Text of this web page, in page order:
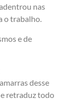
nas
o trabalho.
e de
desse
retraduz todo